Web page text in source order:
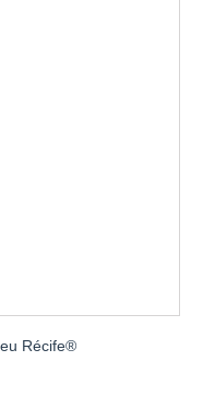
Récife®